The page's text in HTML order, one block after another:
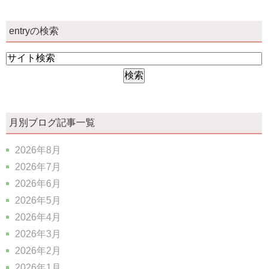
entryの検索
月別ブログ記事一覧
2026年8月
2026年7月
2026年6月
2026年5月
2026年4月
2026年3月
2026年2月